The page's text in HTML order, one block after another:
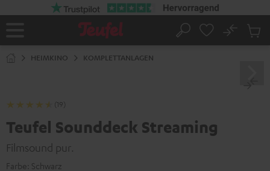
Startseite
Suche
No
HEIMKINO KOMPLETTANLAGEN
(19)
Teufel Sounddeck Streaming
Filmsound pur.
Farbe: Schwarz